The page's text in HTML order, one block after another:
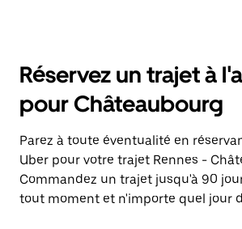
ouvrir
calendrier
et
sélectionner
une
date.
Appuyez
sur
la
Réservez un trajet à
pour Châteaubourg
Parez à toute éventualité en
Uber pour votre trajet Rennes -
Commandez un trajet jusqu'à 90
tout moment et n'importe quel jour